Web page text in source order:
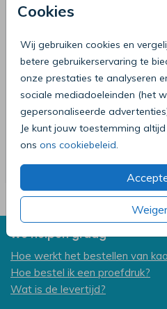
Cookies
Wij gebruiken cookies en
betere gebruikerservaring te
onze prestaties te analyseren
sociale mediadoeleinden (het
gepersonaliseerde
Je kunt jouw toestemming
ons ons cookiebeleid
We helpen graag
Hoe werkt het bestellen van
Hoe bestel ik een proefdruk?
Wat is de levertijd?